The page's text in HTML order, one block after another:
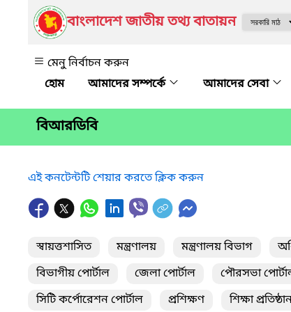
বাংলাদেশ জাতীয় তথ্য বাতায়ন
মেনু নির্বাচন করুন
আমাদের সম্পর্কে
আমাদের সেবা
বিআরডিবি
এই কনটেন্টটি শেয়ার করতে ক্লিক করুন
স্বায়ত্তশাসিত মন্ত্রণালয় মন্ত্রণালয় বিভাগ
বিভাগীয় পোর্টাল
জেলা পোর্টাল পৌরসভা
সিটি কর্পোরেশন পোর্টাল
প্রশিক্ষণ শিক্ষা